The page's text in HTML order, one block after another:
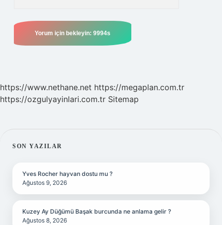
https://www.nethane.net https://megaplan.com.tr
https://ozgulyayinlari.com.tr Sitemap
SIDEBAR
SON YAZILAR
Yves Rocher hayvan dostu mu ?
Ağustos 9, 2026
Kuzey Ay Düğümü Başak burcunda ne anlama gelir ?
Ağustos 8, 2026